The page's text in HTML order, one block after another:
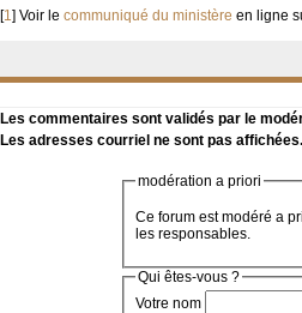
[1] Voir le communiqué du ministère en ligne
Les commentaires sont validés par le
Les adresses courriel ne sont pas affichées.
modération a priori
Ce forum est modéré a
les responsables.
Qui êtes-vous ?
Votre nom